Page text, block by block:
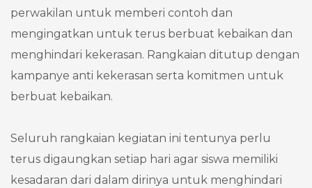
perwakilan untuk memberi contoh dan
mengingatkan untuk terus berbuat kebaikan dan
menghindari kekerasan. Rangkaian ditutup dengan
kampanye anti kekerasan serta komitmen untuk
berbuat kebaikan.
Seluruh rangkaian kegiatan ini tentunya perlu
terus digaungkan setiap hari agar siswa memiliki
kesadaran dari dalam dirinya untuk menghindari